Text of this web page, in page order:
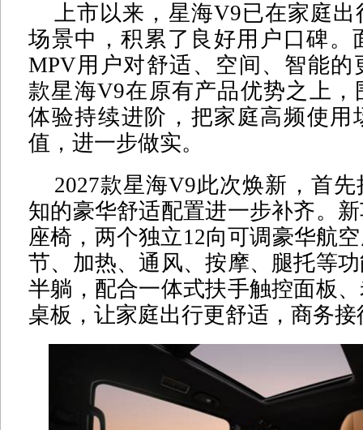
上市以来，星海V9已在家庭
场景中，积累了良好用户口碑。
MPV用户对舒适、空间、智能的
款星海V9在原有产品优势之上，
体验持续进阶，把家庭高频使用
值，进一步做实。
2027款星海V9此次焕新，首
知的豪华舒适配置进一步补齐。
座椅，两个独立12向可调豪华航
节、加热、通风、按摩、腿托等
半躺，配合一体式扶手触控面板
桌板，让家庭出行更舒适，商务